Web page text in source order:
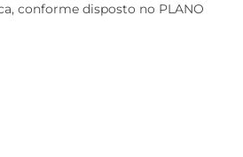
conforme disposto no PLANO